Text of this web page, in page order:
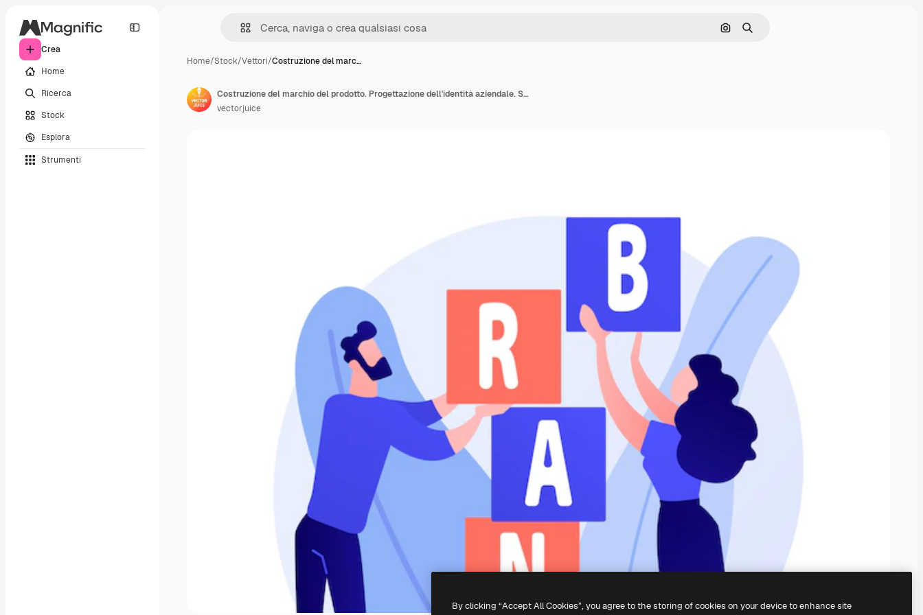
Crea
Home
Ricerca
Stock
Esplora
Strumenti
Cerca per immagine
Ricerca
Home/Stock/Vettori/Costruzione del marc…
Costruzione del marchio del prodotto. Progettazione dell'identità aziendale. Studio designer personaggi piatti lavoro di squadra, cooperazione e collaborazione. Illustrazione di concetto di nome della società
vectorjuice
By clicking “Accept All Cookies”, you agree to the storing of cookies on your device to enhance site